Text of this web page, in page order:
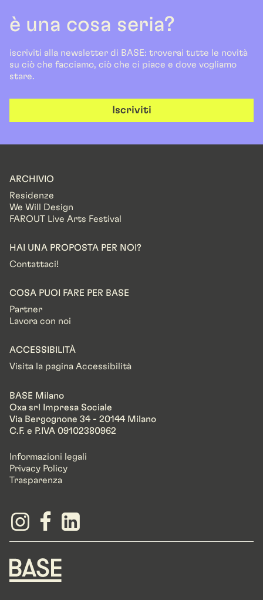
è una cosa seria?
iscriviti alla newsletter di BASE: troverai tutte le novità
su ciò che facciamo, ciò che ci piace e dove vogliamo
stare.
Iscriviti
ARCHIVIO
Residenze
We Will Design
FAROUT Live Arts Festival
HAI UNA PROPOSTA PER NOI?
Contattaci!
COSA PUOI FARE PER BASE
Partner
Lavora con noi
ACCESSIBILITÀ
Visita la pagina Accessibilità
BASE Milano
Oxa srl Impresa Sociale
Via Bergognone 34 - 20144 Milano
C.F. e P.IVA 09102380962
Informazioni legali
Privacy Policy
Trasparenza